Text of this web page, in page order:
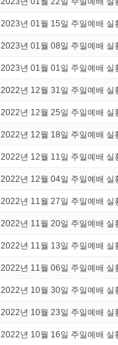
2023년 01월 15일 주일예배 실
2023년 01월 08일 주일예배 실
2023년 01월 01일 주일예배 실
2022년 12월 31일 주일예배 실
2022년 12월 25일 주일예배 실
2022년 12월 18일 주일예배 실
2022년 12월 11일 주일예배 실
2022년 12월 04일 주일예배 실
2022년 11월 27일 주일예배 실
2022년 11월 20일 주일예배 실
2022년 11월 13일 주일예배 실
2022년 11월 06일 주일예배 실
2022년 10월 30일 주일예배 실
2022년 10월 23일 주일예배 실
2022년 10월 16일 주일예배 실